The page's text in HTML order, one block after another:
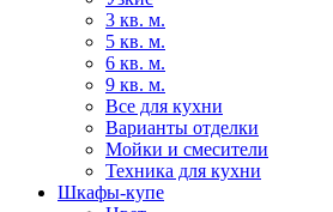
3 кв. м.
5 кв. м.
6 кв. м.
9 кв. м.
Все для кухни
Варианты отделки
Мойки и смесители
Техника для кухни
Шкафы-купе